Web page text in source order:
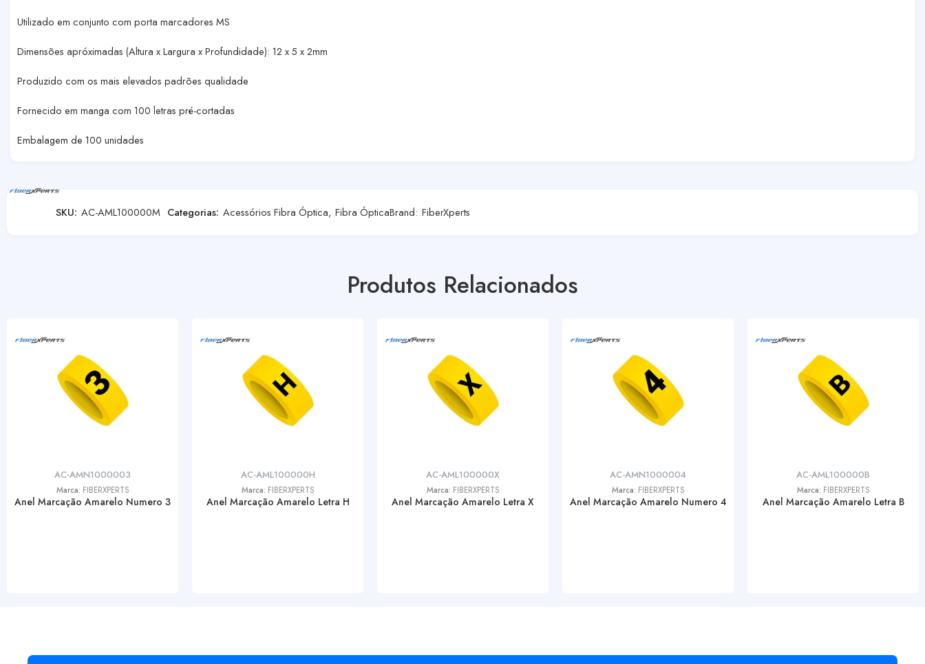
Utilizado em conjunto com porta marcadores MS
Dimensões apróximadas (Altura x Largura x Profundidade): 12 x 5 x 2mm
Produzido com os mais elevados padrões qualidade
Fornecido em manga com 100 letras pré-cortadas
Embalagem de 100 unidades
SKU: AC-AML100000M Categorias: Acessórios Fibra Óptica, Fibra ÓpticaBrand: FiberXperts
Produtos Relacionados
AC-AMN1000003
Marca: FIBERXPERTS
Anel Marcação Amarelo Numero 3
AC-AML100000H
Marca: FIBERXPERTS
Anel Marcação Amarelo Letra H
AC-AML100000X
Marca: FIBERXPERTS
Anel Marcação Amarelo Letra X
AC-AMN1000004
Marca: FIBERXPERTS
Anel Marcação Amarelo Numero 4
AC-AML100000B
Marca: FIBERXPERTS
Anel Marcação Amarelo Letra B